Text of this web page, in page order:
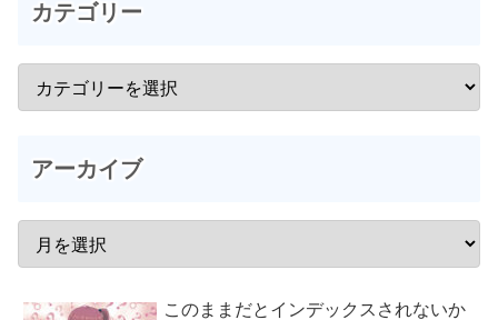
カテゴリー
アーカイブ
このままだとインデックスされないか